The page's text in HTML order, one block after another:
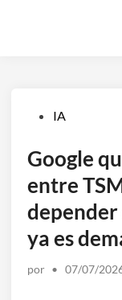
Publicado
IA
Google
entre
ya es
por • 07/07/